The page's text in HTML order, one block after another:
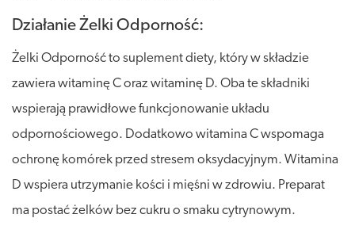
Działanie Żelki Odporność:
Żelki Odporność to suplement diety, który w składzie
zawiera witaminę C oraz witaminę D. Oba te składniki
wspierają prawidłowe funkcjonowanie układu
odpornościowego. Dodatkowo witamina C wspomaga
ochronę komórek przed stresem oksydacyjnym. Witamina
D wspiera utrzymanie kości i mięśni w zdrowiu. Preparat
ma postać żelków bez cukru o smaku cytrynowym.